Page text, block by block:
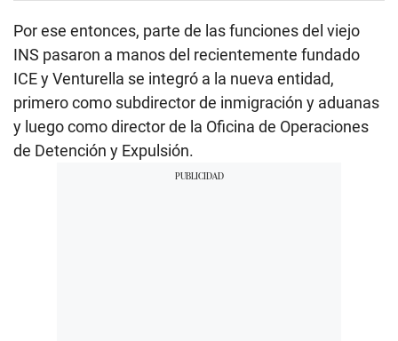
Por ese entonces, parte de las funciones del viejo
INS pasaron a manos del recientemente fundado
ICE y Venturella se integró a la nueva entidad,
primero como subdirector de inmigración y aduanas
y luego como director de la Oficina de Operaciones
de Detención y Expulsión.